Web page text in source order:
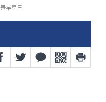
블루로드